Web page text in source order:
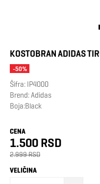
KOSTOBRAN ADIDAS
-50%
Šifra: IP4000
Brend:Adidas
Boja:Black
CENA
1.500 RSD
2.999 RSD
VELIČINA